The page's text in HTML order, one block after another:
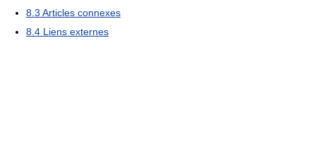
8.3 Articles connexes
8.4 Liens externes